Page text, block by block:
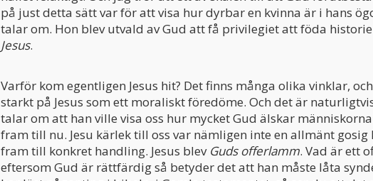
på just detta sätt var för att visa hur dyrbar en kvinna är i hans
talar om. Hon blev utvald av Gud att få privilegiet att föda
Jesus.
Varför kom egentligen Jesus hit? Det finns många olika vinklar,
starkt på Jesus som ett moraliskt föredöme. Och det är
talar om att han ville visa oss hur mycket Gud älskar
fram till nu. Jesu kärlek till oss var nämligen inte en allmänt gosig
fram till konkret handling. Jesus blev Guds offerlamm. Vad är ett
eftersom Gud är rättfärdig så betyder det att han måste låta